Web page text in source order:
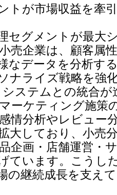
トが市場収益を牽引
セグメントが最大
売企業は、顧客属
なデータを分析す
ナライズ戦略を強
ステムとの統合
ーケティング施策
情分析やレビュー
大しており、小売
企画・店舗運営・
ています。こうし
の継続成長を支え